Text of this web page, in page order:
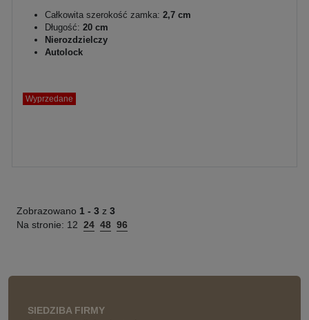
Całkowita szerokość zamka: 2,7 cm
Długość: 20 cm
Nierozdzielczy
Autolock
Wyprzedane
Zobrazowano 1 - 3 z 3
Na stronie: 12 24 48 96
SIEDZIBA FIRMY